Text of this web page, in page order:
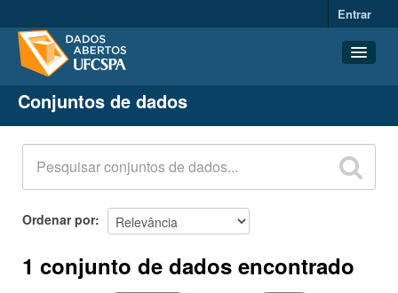
Entrar
Conjuntos de dados
Organizações
Grupos
Sobre
Conjuntos de dados
Ordenar por
1 conjunto de dados encontrado